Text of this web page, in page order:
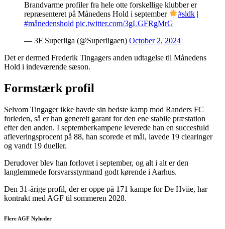
Brandvarme profiler fra hele otte forskellige klubber er
repræsenteret på Månedens Hold i september
#sldk
#månedenshold pic.twitter.com/3gLGFRgMrG
— 3F Superliga (@Superligaen) October 2, 2024
Det er dermed Frederik Tingagers anden udtagelse til Månedens
Hold i indeværende sæson.
Formstærk profil
Selvom Tingager ikke havde sin bedste kamp mod Randers FC
forleden, så er han generelt garant for den ene stabile præstation
efter den anden. I septemberkampene leverede han en succesfuld
afleveringsprocent på 88, han scorede et mål, lavede 19 clearinger
og vandt 19 dueller.
Derudover blev han forlovet i september, og alt i alt er den
langlemmede forsvarsstyrmand godt kørende i Aarhus.
Den 31-årige profil, der er oppe på 171 kampe for De Hviie, har
kontrakt med AGF til sommeren 2028.
Flere AGF Nyheder